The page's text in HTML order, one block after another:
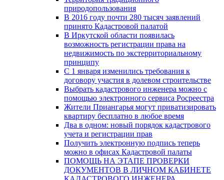
природопользования
В 2016 году почти 280 тысяч заявлений
принято Кадастровой палатой
В Иркутской области появилась
возможность регистрации права на
недвижимость по экстерриториальному
принципу
C 1 января изменились требования к
договору участия в долевом строительстве
Выбрать кадастрового инженера можно с
помощью электронного сервиса Росреестра
Жители Приангарья могут приватизировать
квартиру бесплатно в любое время
Два в одном: новый порядок кадастрового
учета и регистрации прав
Получить электронную подпись теперь
можно в офисах Кадастровой палаты
ПОМОЩЬ НА ЭТАПЕ ПРОВЕРКИ
ДОКУМЕНТОВ В ЛИЧНОМ КАБИНЕТЕ